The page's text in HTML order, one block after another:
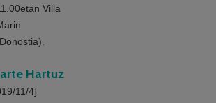
Villa
Hartuz
11/4]